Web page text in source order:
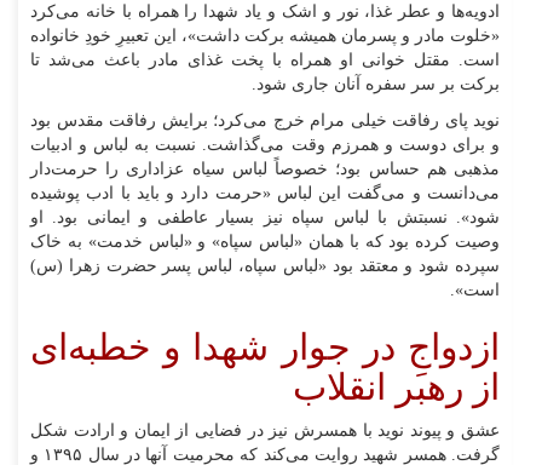
ادویه‌ها و عطر غذا، نور و اشک و یاد شهدا را همراه با خانه می‌کرد
«خلوت مادر و پسرمان همیشه برکت داشت»، این تعبیرِ خودِ خانواده
است. مقتل خوانی او همراه با پخت غذای مادر باعث می‌شد تا
برکت بر سر سفره آنان جاری شود.
نوید پای رفاقت خیلی مرام خرج می‌کرد؛ برایش رفاقت مقدس بود
و برای دوست و همرزم وقت می‌گذاشت. نسبت به لباس و ادبیات
مذهبی هم حساس بود؛ خصوصاً لباس سیاه عزاداری را حرمت‌دار
می‌دانست و می‌گفت این لباس «حرمت دارد و باید با ادب پوشیده
شود». نسبتش با لباس سپاه نیز بسیار عاطفی و ایمانی بود. او
وصیت کرده بود که با همان «لباس سپاه» و «لباس خدمت» به خاک
سپرده شود و معتقد بود «لباس سپاه، لباس پسر حضرت زهرا (س)
است».
ازدواجِ در جوار شهدا و خطبه‌ای
از رهبر انقلاب
عشق و پیوند نوید با همسرش نیز در فضایی از ایمان و ارادت شکل
گرفت. همسر شهید روایت می‌کند که محرمیت آنها در سال ۱۳۹۵ و